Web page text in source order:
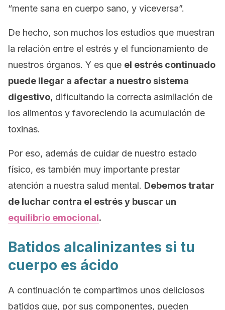
“mente sana en cuerpo sano, y viceversa”.
De hecho, son muchos los estudios que muestran
la relación entre el estrés y el funcionamiento de
nuestros órganos. Y es que el estrés continuado
puede llegar a afectar a nuestro sistema
digestivo, dificultando la correcta asimilación de
los alimentos y favoreciendo la acumulación de
toxinas.
Por eso, además de cuidar de nuestro estado
físico, es también muy importante prestar
atención a nuestra salud mental. Debemos tratar
de luchar contra el estrés y buscar un
equilibrio emocional.
Batidos alcalinizantes si tu
cuerpo es ácido
A continuación te compartimos unos deliciosos
batidos que, por sus componentes, pueden